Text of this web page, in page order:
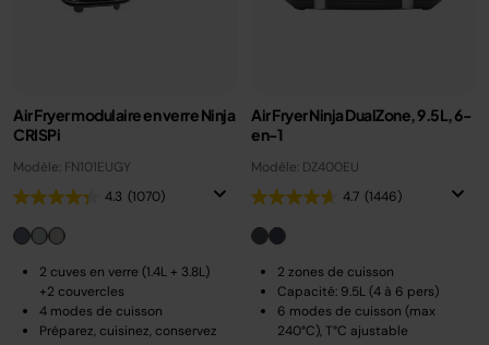
Air Fryer modulaire en verre Ninja
CRISPi
Modèle: FN101EUGY
4.3 (1070)
2 cuves en verre (1.4L + 3.8L)
+2 couvercles
4 modes de cuisson
Préparez, cuisinez, conservez
Air Fryer Ninja DualZone, 9.5L, 6-
en-1
Modèle: DZ400EU
4.7 (1446)
2 zones de cuisson
Capacité: 9.5L (4 à 6 pers)
6 modes de cuisson (max
240°C), T°C ajustable